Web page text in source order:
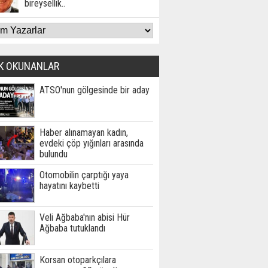
bireysellik..
OKUNANLAR
ATSO'nun gölgesinde bir aday
Haber alınamayan kadın,
evdeki çöp yığınları arasında
bulundu
Otomobilin çarptığı yaya
hayatını kaybetti
Veli Ağbaba'nın abisi Hür
Ağbaba tutuklandı
Korsan otoparkçılara